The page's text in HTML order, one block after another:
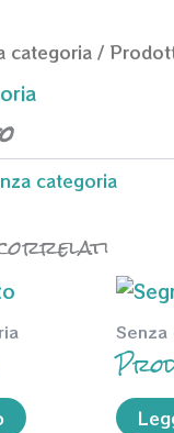
categoria /
categoria